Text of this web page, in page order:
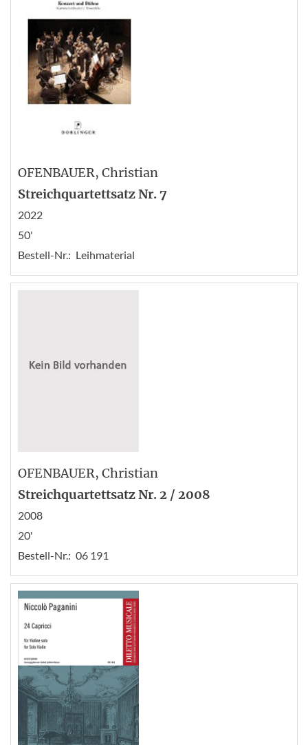
OFENBAUER, Christian
Streichquartettsatz Nr. 7
2022
50'
Bestell-Nr.: Leihmaterial
OFENBAUER, Christian
Streichquartettsatz Nr. 2 / 2008
2008
20'
Bestell-Nr.: 06 191